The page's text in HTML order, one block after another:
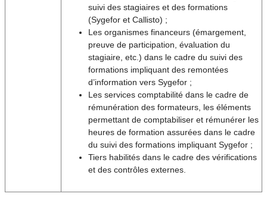
suivi des stagiaires et des formations
(Sygefor et Callisto) ;
Les organismes financeurs (émargement,
preuve de participation, évaluation du
stagiaire, etc.) dans le cadre du suivi des
formations impliquant des remontées
d’information vers Sygefor ;
Les services comptabilité dans le cadre de
rémunération des formateurs, les éléments
permettant de comptabiliser et rémunérer les
heures de formation assurées dans le cadre
du suivi des formations impliquant Sygefor ;
Tiers habilités dans le cadre des vérifications
et des contrôles externes.